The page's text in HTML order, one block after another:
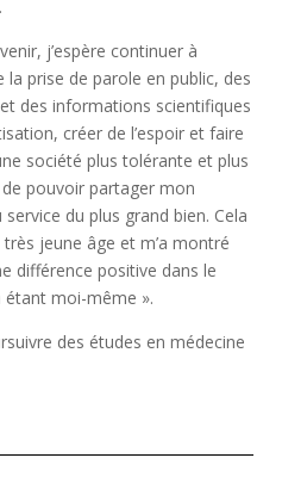
j’espère continuer à
prise de parole en public, des
des informations scientifiques
créer de l’espoir et faire
société plus tolérante et plus
de pouvoir partager mon
du plus grand bien. Cela
jeune âge et m’a montré
différence positive dans le
moi-même ».
des études en médecine